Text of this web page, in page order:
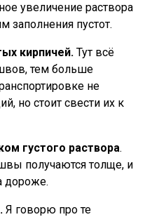
увеличение раствора
заполнения пустот.
кирпичей. Тут всё
тем больше
не
но стоит свести их к
густого раствора.
получаются толще, и
дороже.
Я говорю про те